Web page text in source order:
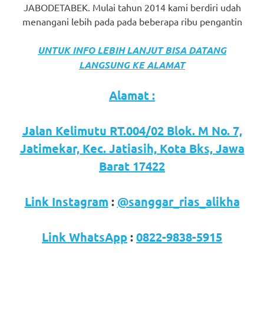
JABODETABEK. Mulai tahun 2014 kami berdiri udah
menangani lebih pada pada beberapa ribu pengantin
UNTUK INFO LEBIH LANJUT BISA DATANG
LANGSUNG KE ALAMAT
Alamat :
Jalan Kelimutu RT.004/02 Blok. M No. 7,
Jatimekar, Kec. Jatiasih, Kota Bks, Jawa
Barat 17422
Link Instagram : @sanggar_rias_alikha
Link WhatsApp:0822-9838-5915